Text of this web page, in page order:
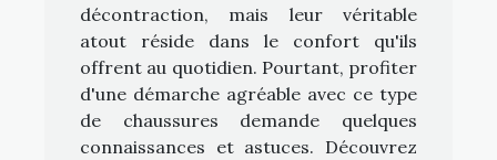
décontraction, mais leur véritable
atout réside dans le confort qu'ils
offrent au quotidien. Pourtant, profiter
d'une démarche agréable avec ce type
de chaussures demande quelques
connaissances et astuces. Découvrez